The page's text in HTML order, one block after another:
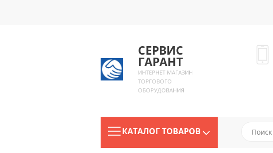
СЕРВИС
ГАРАНТ
ИНТЕРНЕТ МАГАЗИН
ТОРГОВОГО
ОБОРУДОВАНИЯ
КАТАЛОГ ТОВАРОВ